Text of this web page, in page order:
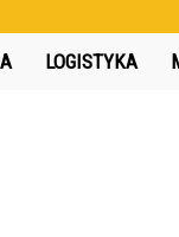
LOGISTYKA